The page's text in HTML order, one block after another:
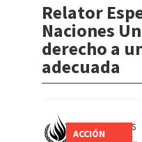
Relator
Naciones
derecho a
adecuada
ACCIÓN